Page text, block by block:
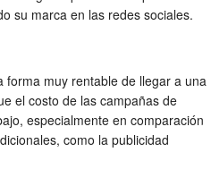
su marca en las redes sociales.
forma muy rentable de llegar a una
el costo de las campañas de
especialmente en comparación
como la publicidad